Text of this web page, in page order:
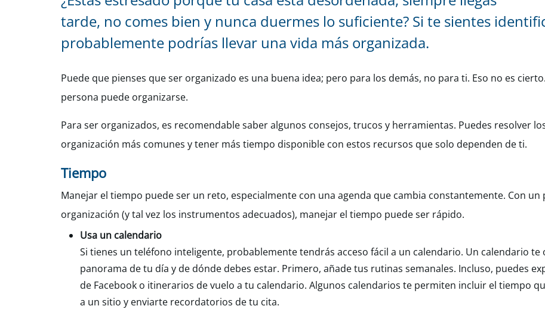
tarde, no comes bien y nunca duermes lo suficiente? Si te sientes
probablemente podrías llevar una vida más organizada.
Puede que pienses que ser organizado es una buena idea; pero para los demás, no para ti. Eso no es
persona puede organizarse.
Para ser organizados, es recomendable saber algunos consejos, trucos y herramientas. Puedes resolver
organización más comunes y tener más tiempo disponible con estos recursos que solo dependen de ti.
Tiempo
Manejar el tiempo puede ser un reto, especialmente con una agenda que cambia constantemente. Con un
organización (y tal vez los instrumentos adecuados), manejar el tiempo puede ser rápido.
Usa un calendario
Si tienes un teléfono inteligente, probablemente tendrás acceso fácil a un calendario. Un calendario te
panorama de tu día y de dónde debes estar. Primero, añade tus rutinas semanales. Incluso, puedes
de Facebook o itinerarios de vuelo a tu calendario. Algunos calendarios te permiten incluir el tiempo
a un sitio y enviarte recordatorios de tu cita.